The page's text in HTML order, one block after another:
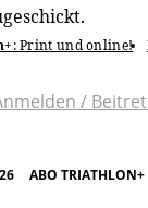
: Print und online!
/
ABO TRIATHLON+